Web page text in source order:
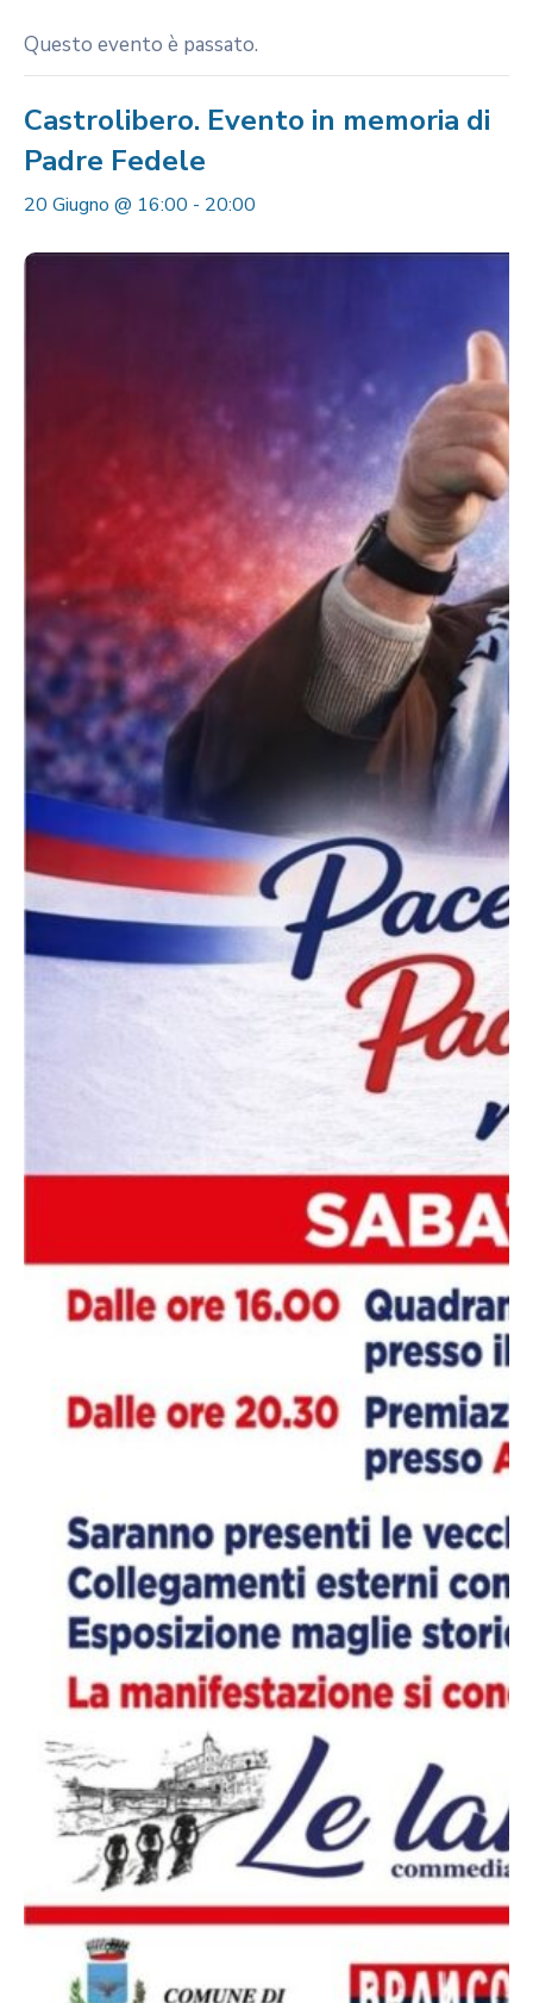
Questo evento è passato.
Castrolibero. Evento in memoria di
Padre Fedele
20 Giugno @ 16:00 - 20:00